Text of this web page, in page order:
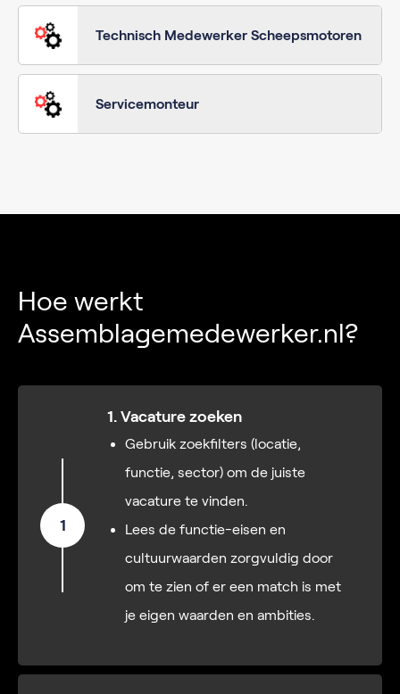
Technisch Medewerker Scheepsmotoren
Servicemonteur
Hoe werkt
Assemblagemedewerker.nl?
1
1. Vacature zoeken
Gebruik zoekfilters (locatie,
functie, sector) om de juiste
vacature te vinden.
Lees de functie-eisen en
cultuurwaarden zorgvuldig door
om te zien of er een match is met
je eigen waarden en ambities.